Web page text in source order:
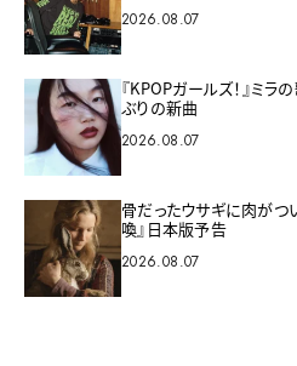
2026.08.07
『KPOPガールズ！』ミラ
ぶりの新曲
2026.08.07
骨だったウサギに肉がつ
喚』日本版予告
2026.08.07